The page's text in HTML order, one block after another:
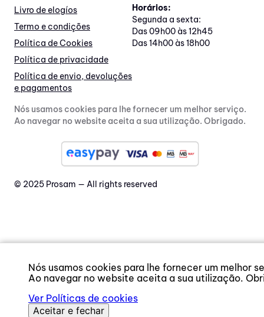
Nós usamos cookies para lhe fornecer um melhor
Ao navegar no website aceita a sua utilização.
Ver Políticas de cookies
Aceitar e fechar
Livro de elogíos
Termo e condições
Política de Cookies
Política de privacidade
Política de envio, devoluções
e pagamentos
Horários:
Segunda a sexta:
Das 09h00 às 12h45
Das 14h00 às 18h00
Nós usamos cookies para lhe fornecer um melhor serviço.
Ao navegar no website aceita a sua utilização. Obrigado.
© 2025 Prosam — All rights reserved